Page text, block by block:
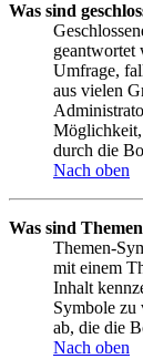
Was sind
geantwortet
Umfrage,
aus vielen
Möglichkeit,
durch die
Nach oben
Was sind
Themen-
mit einem
Inhalt
Symbole zu
ab, die die
Nach oben